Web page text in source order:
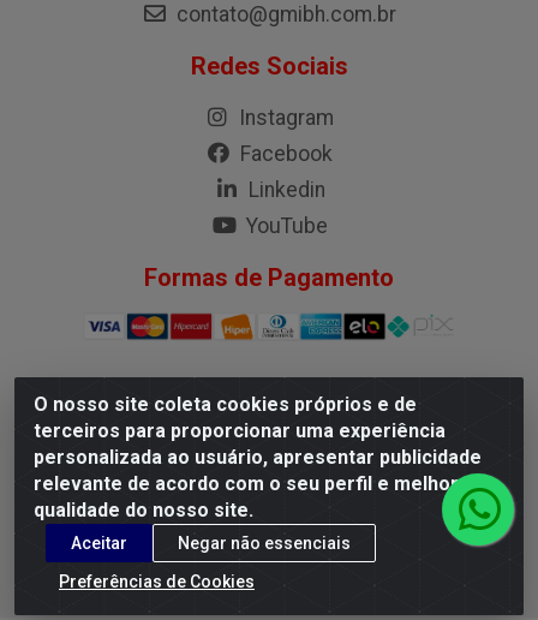
O nosso site coleta cookies próprios e de
terceiros para proporcionar uma experiência
personalizada ao usuário, apresentar publicidade
relevante de acordo com o seu perfil e melhorar a
qualidade do nosso site.
Aceitar
Negar não essenciais
Preferências de Cookies
contato@gmibh.com.br
Redes Sociais
Instagram
Facebook
Linkedin
YouTube
Formas de Pagamento
G.M.I. Distribuidora LTDA - Rua Conselheiro Pena, 50 - Santa
Branca, Belo Horizonte/MG - CEP 31.710-150 - CNPJ
04.098.359/0001-02